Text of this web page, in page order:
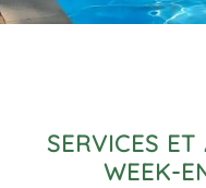
SERVICES
WEEK-